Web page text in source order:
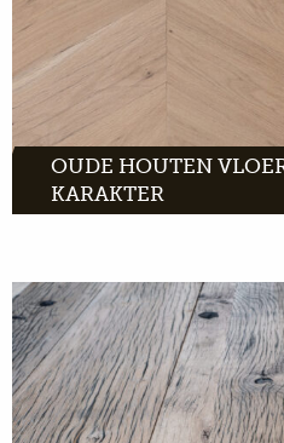
OUDE HOUTEN
KARAKTER
Franse wagonplanken
Het zijn planken met
donkere
uitstraling en zichtbare
het oude Franse